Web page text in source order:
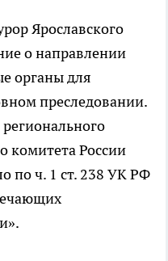
Ярославского
о направлении
органы для
преследовании.
комитета России
по ч. 1 ст. 238 УК РФ